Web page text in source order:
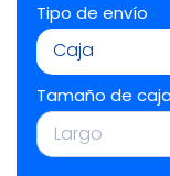
Tipo de envío
Caja
Tamaño de